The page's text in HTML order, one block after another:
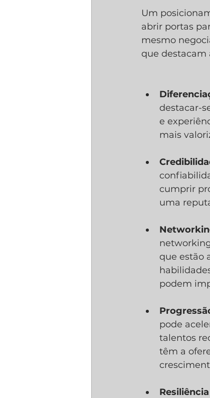
Um
abrir portas
mesmo
que destacam
destacar-
e
mais
cumprir
uma
que estão
podem
pode
talentos
têm a